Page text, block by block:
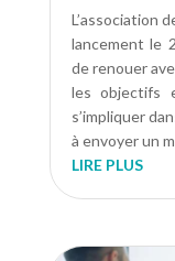
L’association
lancement le
de renouer
les objectifs
s’impliquer
à envoyer un
LIRE PLUS